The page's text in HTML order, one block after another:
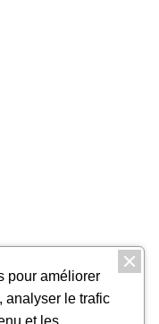
pour améliorer
analyser le trafic
et les